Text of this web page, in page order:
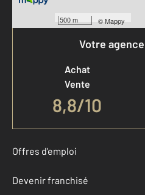
500 m ©Mappy
Votre
Achat
Vente
8,8/10
Offres d'emploi
Devenir franchisé